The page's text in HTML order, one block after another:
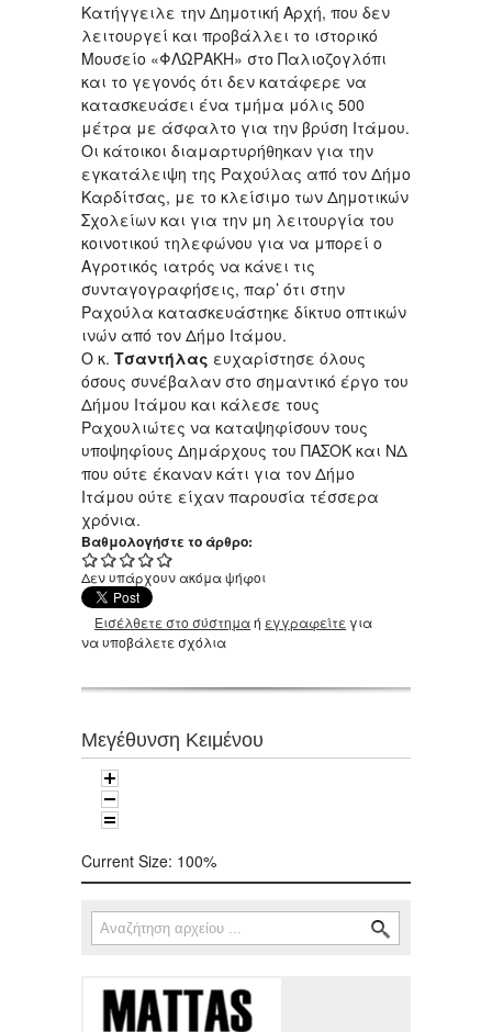
Κατήγγειλε την Δημοτική Αρχή, που δεν
λειτουργεί και προβάλλει το ιστορικό
Μουσείο «ΦΛΩΡΑΚΗ» στο Παλιοζογλόπι
και το γεγονός ότι δεν κατάφερε να
κατασκευάσει ένα τμήμα μόλις 500
μέτρα με άσφαλτο για την βρύση Ιτάμου.
Οι κάτοικοι διαμαρτυρήθηκαν για την
εγκατάλειψη της Ραχούλας από τον Δήμο
Καρδίτσας, με το κλείσιμο των Δημοτικών
Σχολείων και για την μη λειτουργία του
κοινοτικού τηλεφώνου για να μπορεί ο
Αγροτικός ιατρός να κάνει τις
συνταγογραφήσεις, παρ’ ότι στην
Ραχούλα κατασκευάστηκε δίκτυο οπτικών
ινών από τον Δήμο Ιτάμου.
Ο κ. Τσαντήλας ευχαρίστησε όλους
όσους συνέβαλαν στο σημαντικό έργο του
Δήμου Ιτάμου και κάλεσε τους
Ραχουλιώτες να καταψηφίσουν τους
υποψηφίους Δημάρχους του ΠΑΣΟΚ και ΝΔ
που ούτε έκαναν κάτι για τον Δήμο
Ιτάμου ούτε είχαν παρουσία τέσσερα
χρόνια.
Βαθμολογήστε το άρθρο:
Δεν υπάρχουν ακόμα ψήφοι
Εισέλθετε στο σύστημαή εγγραφείτε για
να υποβάλετε σχόλια
Μεγέθυνση Κειμένου
Current Size: 100%
Φόρμα αναζήτησης
Αναζήτηση